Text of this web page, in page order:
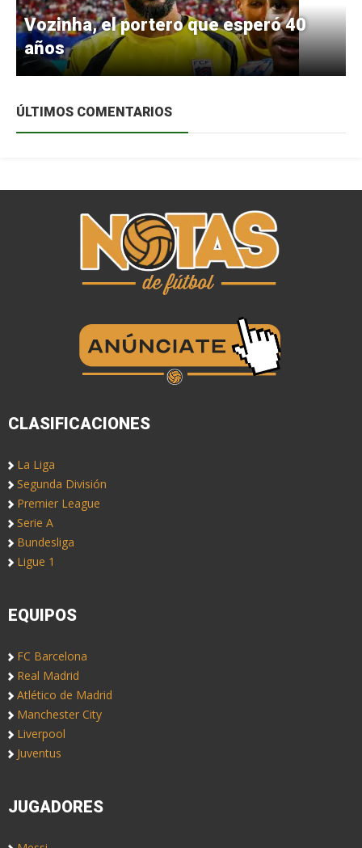
Vozinha, el portero que esperó 40
años
ÚLTIMOS COMENTARIOS
CLASIFICACIONES
La Liga
Segunda División
Premier League
Serie A
Bundesliga
Ligue 1
EQUIPOS
FC Barcelona
Real Madrid
Atlético de Madrid
Manchester City
Liverpool
Juventus
JUGADORES